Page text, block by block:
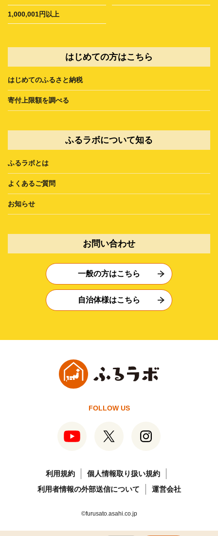
1,000,001円以上
はじめての方はこちら
はじめてのふるさと納税
寄付上限額を調べる
ふるラボについて知る
ふるラボとは
よくあるご質問
お知らせ
お問い合わせ
一般の方はこちら
自治体様はこちら
FOLLOW US
利用規約
個人情報取り扱い規約
利用者情報の外部送信について
運営会社
©furusato.asahi.co.jp